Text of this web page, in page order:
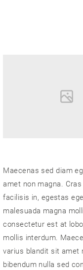
Maecenas sed diam
amet non magna.
facilisis in, egestas
malesuada magna
consectetur est at
mollis interdum.
varius blandit sit amet
bibendum nulla sed